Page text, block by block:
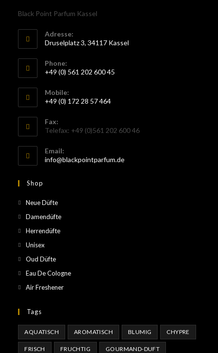
Black Point Parfum Kassel
Adresse:
Druselplatz 3, 34117 Kassel
Phone:
+49 (0) 561 202 600 45
Mobile:
+49 (0) 172 28 57 464
Fax:
Telefax: +49 (0)561 202 600 46
Email:
info@blackpointparfum.de
Shop
Neue Düfte
Damendüfte
Herrendüfte
Unisex
Oud Düfte
Eau De Cologne
Air Freshener
Tags
AQUATISCH AROMATISCH BLUMIG CHYPRE
FRISCH FRUCHTIG GOURMAND-DUFT